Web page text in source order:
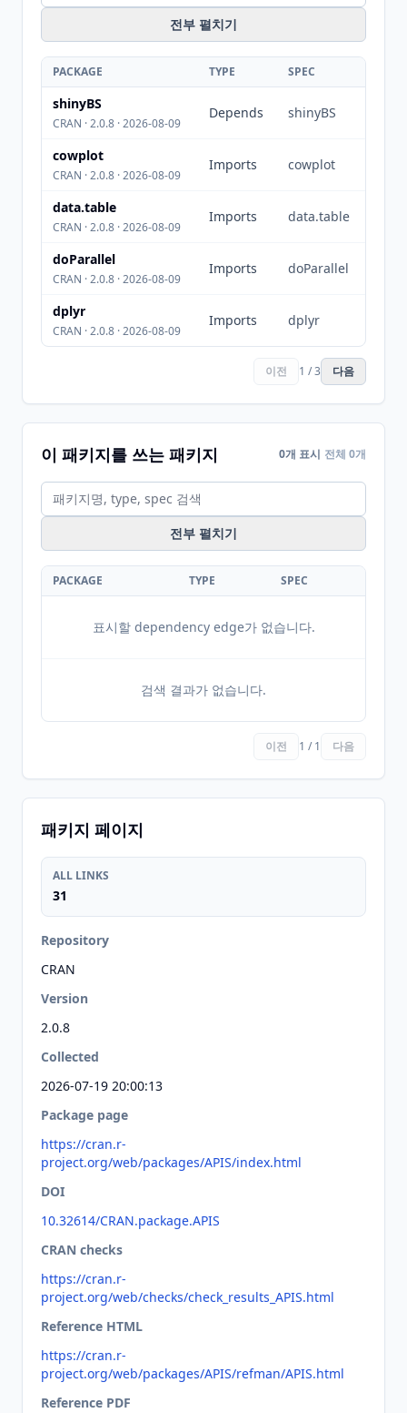
전부 펼치기
PACKAGE TYPE SPEC
shinyBS
CRAN · 2.0.8 · 2026-08-09
Depends shinyBS
cowplot
CRAN · 2.0.8 · 2026-08-09
Imports cowplot
data.table
CRAN · 2.0.8 · 2026-08-09
Imports data.table
doParallel
CRAN · 2.0.8 · 2026-08-09
Imports doParallel
dplyr
CRAN · 2.0.8 · 2026-08-09
Imports dplyr
이전 1 / 3 다음
이 패키지를 쓰는 패키지 0개 표시 전체 0개
전부 펼치기
PACKAGE TYPE SPEC
표시할 dependency edge가 없습니다.
검색 결과가 없습니다.
이전 1 / 1 다음
패키지 페이지
ALL LINKS
31
Repository
CRAN
Version
2.0.8
Collected
2026-07-19 20:00:13
Package page
https://cran.r-
project.org/web/packages/APIS/index.html
DOI
10.32614/CRAN.package.APIS
CRAN checks
https://cran.r-
project.org/web/checks/check_results_APIS.html
Reference HTML
https://cran.r-
project.org/web/packages/APIS/refman/APIS.html
Reference PDF